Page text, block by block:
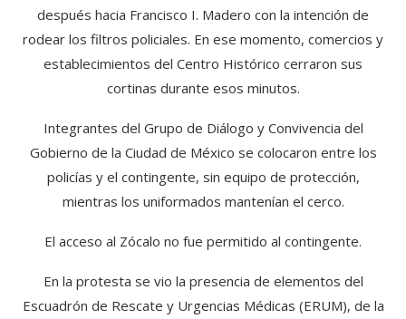
después hacia Francisco I. Madero con la intención de
rodear los filtros policiales. En ese momento, comercios y
establecimientos del Centro Histórico cerraron sus
cortinas durante esos minutos.
Integrantes del Grupo de Diálogo y Convivencia del
Gobierno de la Ciudad de México se colocaron entre los
policías y el contingente, sin equipo de protección,
mientras los uniformados mantenían el cerco.
El acceso al Zócalo no fue permitido al contingente.
En la protesta se vio la presencia de elementos del
Escuadrón de Rescate y Urgencias Médicas (ERUM), de la